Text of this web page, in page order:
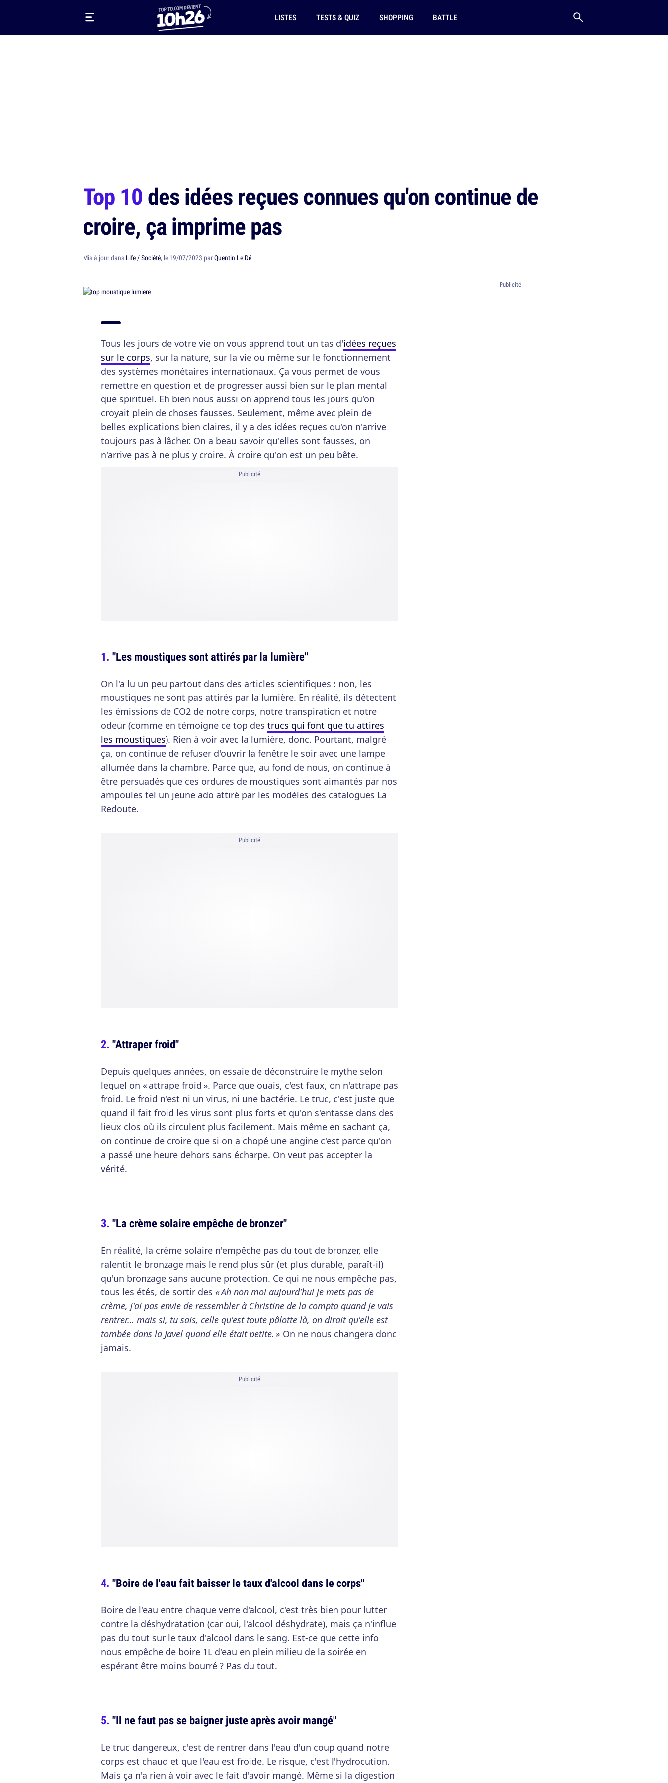
LISTES TESTS & QUIZ SHOPPING BATTLE
Top 10des idées reçues connues qu'on continue de
croire, ça imprime pas
Mis à jour dans Life / Société, le 19/07/2023 parQuentin Le Dé
Tous les jours de votre vie on vous apprend tout un tas d'idées reçues
sur le corps, sur la nature, sur la vie ou même sur le fonctionnement
des systèmes monétaires internationaux. Ça vous permet de vous
remettre en question et de progresser aussi bien sur le plan mental
que spirituel. Eh bien nous aussi on apprend tous les jours qu'on
croyait plein de choses fausses. Seulement, même avec plein de
belles explications bien claires, il y a des idées reçues qu'on n'arrive
toujours pas à lâcher. On a beau savoir qu'elles sont fausses, on
n'arrive pas à ne plus y croire. À croire qu'on est un peu bête.
Publicité
"Les moustiques sont attirés par la lumière"
On l'a lu un peu partout dans des articles scientifiques : non, les
moustiques ne sont pas attirés par la lumière. En réalité, ils détectent
les émissions de CO2 de notre corps, notre transpiration et notre
odeur (comme en témoigne ce top des trucs qui font que tu attires
les moustiques). Rien à voir avec la lumière, donc. Pourtant, malgré
ça, on continue de refuser d'ouvrir la fenêtre le soir avec une lampe
allumée dans la chambre. Parce que, au fond de nous, on continue à
être persuadés que ces ordures de moustiques sont aimantés par nos
ampoules tel un jeune ado attiré par les modèles des catalogues La
Redoute.
Publicité
"Attraper froid"
Depuis quelques années, on essaie de déconstruire le mythe selon
lequel on « attrape froid ». Parce que ouais, c'est faux, on n'attrape pas
froid. Le froid n'est ni un virus, ni une bactérie. Le truc, c'est juste que
quand il fait froid les virus sont plus forts et qu'on s'entasse dans des
lieux clos où ils circulent plus facilement. Mais même en sachant ça,
on continue de croire que si on a chopé une angine c'est parce qu'on
a passé une heure dehors sans écharpe. On veut pas accepter la
vérité.
"La crème solaire empêche de bronzer"
En réalité, la crème solaire n'empêche pas du tout de bronzer, elle
ralentit le bronzage mais le rend plus sûr (et plus durable, paraît-il)
qu'un bronzage sans aucune protection. Ce qui ne nous empêche pas,
tous les étés, de sortir des « Ah non moi aujourd'hui je mets pas de
crème, j'ai pas envie de ressembler à Christine de la compta quand je vais
rentrer… mais si, tu sais, celle qu'est toute pâlotte là, on dirait qu'elle est
tombée dans la Javel quand elle était petite. » On ne nous changera donc
jamais.
Publicité
"Boire de l'eau fait baisser le taux d'alcool dans le corps"
Boire de l'eau entre chaque verre d'alcool, c'est très bien pour lutter
contre la déshydratation (car oui, l'alcool déshydrate), mais ça n'influe
pas du tout sur le taux d'alcool dans le sang. Est-ce que cette info
nous empêche de boire 1L d'eau en plein milieu de la soirée en
espérant être moins bourré ? Pas du tout.
"Il ne faut pas se baigner juste après avoir mangé"
Le truc dangereux, c'est de rentrer dans l'eau d'un coup quand notre
corps est chaud et que l'eau est froide. Le risque, c'est l'hydrocution.
Mais ça n'a rien à voir avec le fait d'avoir mangé. Même si la digestion